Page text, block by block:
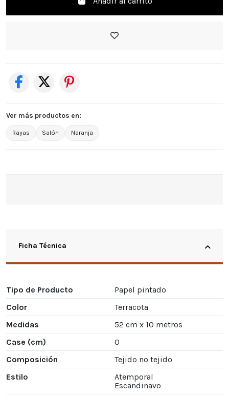
Ver más productos en:
Rayas Salón Naranja
Ficha Técnica
Tipo de Producto
Papel pintado
Color
Terracota
Medidas
52 cm x 10 metros
Case (cm)
0
Composición
Tejido no tejido
Estilo
Atemporal
Escandinavo